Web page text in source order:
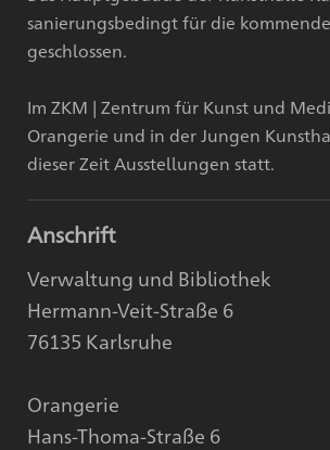
sanierungsbedingt für die
geschlossen.
Im ZKM | Zentrum für Kunst und
Orangerie und in der Jungen
dieser Zeit Ausstellungen statt.
Anschrift
Verwaltung und Bibliothek
Hermann-Veit-Straße 6
76135 Karlsruhe
Orangerie
Hans-Thoma-Straße 6